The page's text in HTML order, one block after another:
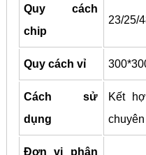
Quy cách
chip
23/25/
Quy cách vỉ
Cách sử
dụng
Kết
Đơn vị phân